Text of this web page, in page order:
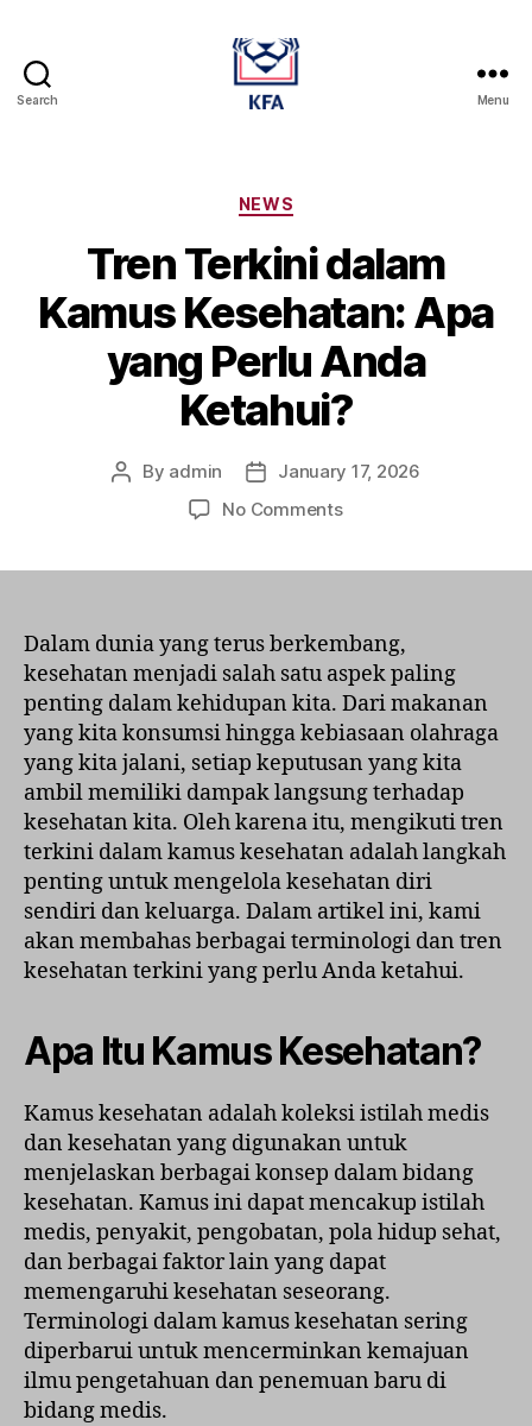
Search
Alat
Kesehatan
Menu
Categories
NEWS
Tren Terkini dalam
Kamus Kesehatan: Apa
yang Perlu Anda
Ketahui?
Post
By admin
Post
date
January 17, 2026
No Commentson
Kesehatan:
Apa
yang
Perlu
Anda
Ketahui?
Dalam dunia yang terus berkembang,
kesehatan menjadi salah satu aspek paling
penting dalam kehidupan kita. Dari makanan
yang kita konsumsi hingga kebiasaan olahraga
yang kita jalani, setiap keputusan yang kita
ambil memiliki dampak langsung terhadap
kesehatan kita. Oleh karena itu, mengikuti tren
terkini dalam kamus kesehatan adalah langkah
penting untuk mengelola kesehatan diri
sendiri dan keluarga. Dalam artikel ini, kami
akan membahas berbagai terminologi dan tren
kesehatan terkini yang perlu Anda ketahui.
Apa Itu Kamus Kesehatan?
Kamus kesehatan adalah koleksi istilah medis
dan kesehatan yang digunakan untuk
menjelaskan berbagai konsep dalam bidang
kesehatan. Kamus ini dapat mencakup istilah
medis, penyakit, pengobatan, pola hidup sehat,
dan berbagai faktor lain yang dapat
memengaruhi kesehatan seseorang.
Terminologi dalam kamus kesehatan sering
diperbarui untuk mencerminkan kemajuan
ilmu pengetahuan dan penemuan baru di
bidang medis.